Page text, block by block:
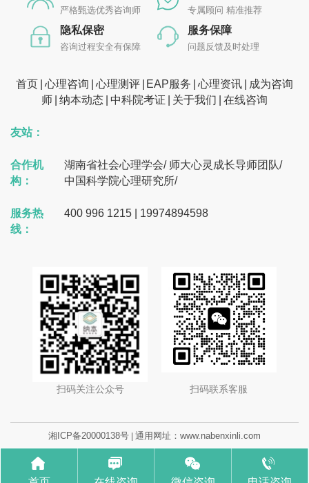
严格甄选优秀咨询师 专属顾问 精准推荐
隐私保密
咨询过程安全有保障
服务保障
问题反馈及时处理
首页 心理咨询 心理测评 EAP服务 心理资讯
成为咨询
师 纳本动态 中科院考证 关于我们 在线咨询
友站：
合作机
构：
湖南省社会心理学会/ 师大心灵成长导师团队/
中国科学院心理研究所/
服务热
线：
400 996 1215 | 19974894598
扫码关注公众号 扫码联系客服
湘ICP备20000138号 | 通用网址：www.nabenxinli.com